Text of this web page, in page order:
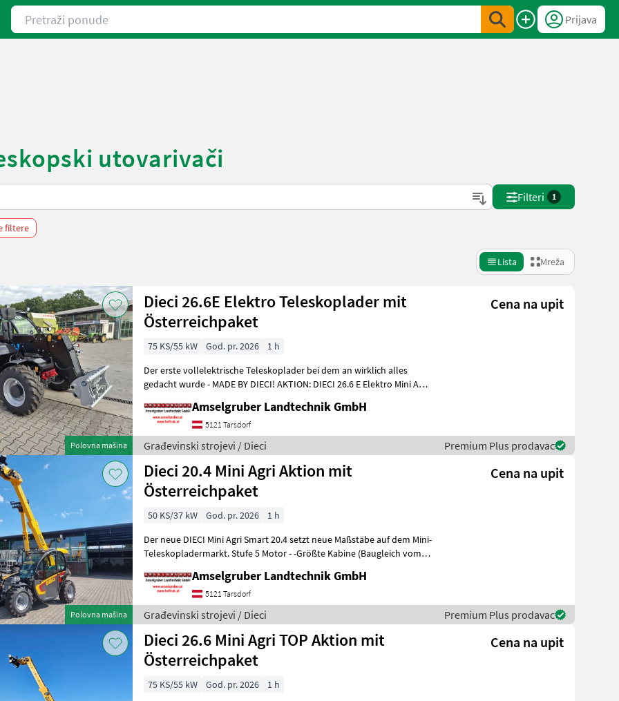
Pretraži ponude
Prijava
utovarivači
Filteri 1
filtere
Lista Mreža
Polovna mašina
Dieci 26.6E Elektro Teleskoplader mit
Österreichpaket
Cena na upit
75 KS/55 kW God. pr. 2026
1 h
Der erste vollelektrische Teleskoplader bei dem an wirklich alles
gedacht wurde - MADE BY DIECI! AKTION: DIECI 26.6 E Elektro Mini Agri
Amselgruber Landtechnik GmbH
5121 Tarsdorf
Građevinski strojevi / Dieci Premium Plus prodavac
Polovna mašina
Dieci 20.4 Mini Agri Aktion mit
Österreichpaket
Cena na upit
50 KS/37 kW God. pr. 2026
1 h
Der neue DIECI Mini Agri Smart 20.4 setzt neue Maßstäbe auf dem Mini-
Teleskopladermarkt. Stufe 5 Motor - -Größte Kabine (Baugleich vom
Amselgruber Landtechnik GmbH
5121 Tarsdorf
Građevinski strojevi / Dieci Premium Plus prodavac
Dieci 26.6 Mini Agri TOP Aktion mit
Österreichpaket
Cena na upit
75 KS/55 kW God. pr. 2026
1 h